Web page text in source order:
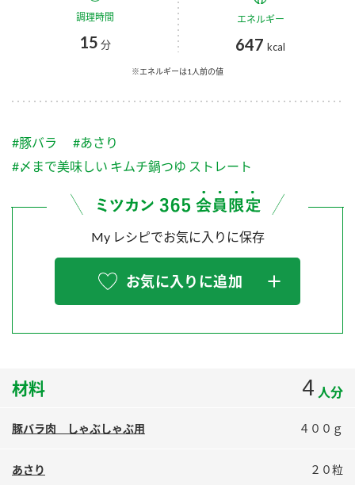
かおりの蔵
納豆のサイト
PIN印
三ツ判山吹
スペシャルサイト
お酢を知ろう！
すしラボ
ぽん酢サワー
鍋奉行マニュアル
ミツカンのCM
人気商品 ＋ おすすめレシピ
環境への取り組み
ZENB initiative
各部門が大切にしていること
キッザニア東京「ぽん酢工房」
お客様相談センター
お客様の声をいかしました
販売終了製品のご案内
よくあるご質問
地図から取り扱い店舗を探す
調理時間
15 分
エネルギー
647 kcal
※エネルギーは1人前の値
#豚バラ
#あさり
#〆まで美味しい キムチ鍋つゆ ストレート
My レシピでお気に入りに保存
お気に入りに追加
材料 4 人分
豚バラ肉 しゃぶしゃぶ用 ４００ｇ
あさり ２０粒